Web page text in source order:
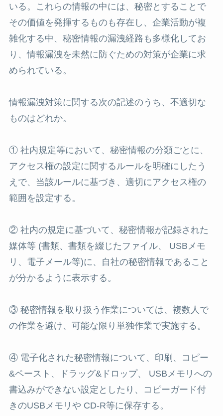
いる。これらの情報の中には、秘密とすることで
その価値を発揮するものも存在し、企業活動が複
雑化する中、秘密情報の漏洩経路も多様化してお
り、情報漏洩を未然に防ぐための対策が企業に求
められている。
情報漏洩対策に関する次の記述のうち、不適切な
ものはどれか。
① 社内規定等において、秘密情報の分類ごとに、
アクセス権の設定に関するルールを明確にしたう
えで、当該ルールに基づき、適切にアクセス権の
範囲を設定する。
② 社内の規定に基づいて、秘密情報が記録された
媒体等 (書類、書類を綴じたファイル、 USBメモ
リ、電子メール等)に、自社の秘密情報であること
が分かるように表示する。
③ 秘密情報を取り扱う作業については、複数人で
の作業を避け、可能な限り単独作業で実施する。
④ 電子化された秘密情報について、印刷、コピー
&ペースト、ドラッグ&ドロップ、 USBメモリへの
書込みができない設定としたり、コピーガード付
きのUSBメモリや CD-R等に保存する。